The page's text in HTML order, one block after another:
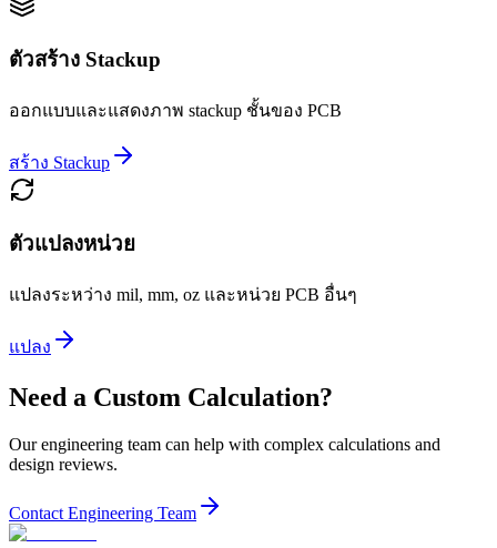
ตัวสร้าง Stackup
ออกแบบและแสดงภาพ stackup ชั้นของ PCB
สร้าง Stackup
ตัวแปลงหน่วย
แปลงระหว่าง mil, mm, oz และหน่วย PCB อื่นๆ
แปลง
Need a Custom Calculation?
Our engineering team can help with complex calculations and
design reviews.
Contact Engineering Team